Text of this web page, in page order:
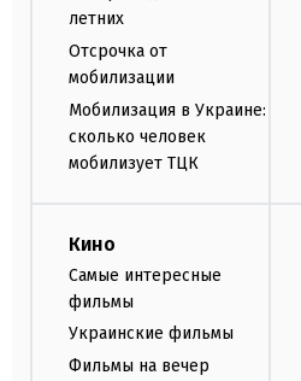
летних
Отсрочка от
мобилизации
Мобилизация в Украине:
сколько человек
мобилизует ТЦК
Кино
Самые интересные
фильмы
Украинские фильмы
Фильмы на вечер